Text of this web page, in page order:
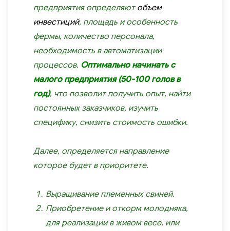
предприятия определяютобъем
инвестиций, площадь и особенность
фермы, количество персонала,
необходимость в автоматизации
процессов. Оптимально начинать с
малого предприятия (50-100 голов в
год), что позволит получить опыт, найти
постоянных заказчиков, изучить
специфику, снизить стоимость ошибки.
Далее, определяется направление
которое будет в приоритете.
Выращивание племенных свиней.
Приобретение и откорм молодняка,
для реализации в живом весе, или